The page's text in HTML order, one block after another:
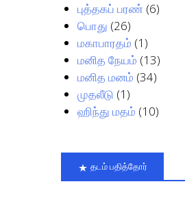
புத்தகப் பரண் (6)
பொது (26)
மகாபாரதம் (1)
மனித நேயம் (13)
மனித மனம் (34)
முதலீடு (1)
ஹிந்து மதம் (10)
தடம் பதித்தோர்